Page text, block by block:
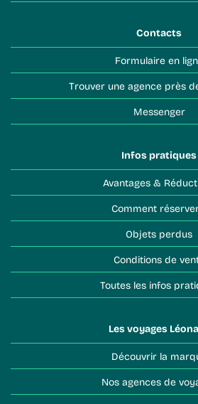
Contacts
Formulaire en
Trouver une agence près
Messenger
Infos pratiques
Avantages &
Comment
Objets perdus
Conditions de
Toutes les infos
Les voyages
Découvrir la
Nos agences de